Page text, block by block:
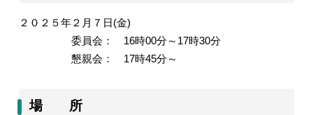
２０２５年２月７日(金)
委員会： 16時00分～17時30分
懇親会： 17時45分～
場 所